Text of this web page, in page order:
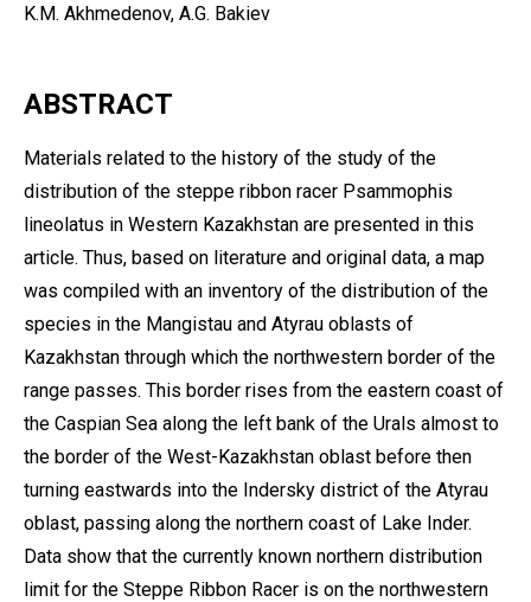
K.M. Akhmedenov, A.G. Bakiev
ABSTRACT
Materials related to the history of the study of the
distribution of the steppe ribbon racer Psammophis
lineolatus in Western Kazakhstan are presented in this
article. Thus, based on literature and original data, a map
was compiled with an inventory of the distribution of the
species in the Mangistau and Atyrau oblasts of
Kazakhstan through which the northwestern border of the
range passes. This border rises from the eastern coast of
the Caspian Sea along the left bank of the Urals almost to
the border of the West-Kazakhstan oblast before then
turning eastwards into the Indersky district of the Atyrau
oblast, passing along the northern coast of Lake Inder.
Data show that the currently known northern distribution
limit for the Steppe Ribbon Racer is on the northwestern